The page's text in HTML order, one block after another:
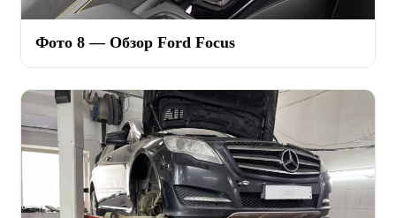
Фото 8 — Обзор Ford Focus